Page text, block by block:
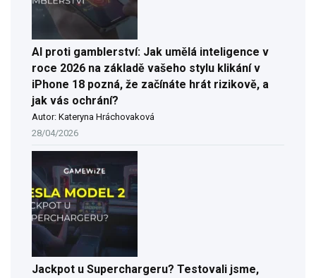
AI proti gamblerství: Jak umělá inteligence v
roce 2026 na základě vašeho stylu klikání v
iPhone 18 pozná, že začínáte hrát rizikově, a
jak vás ochrání?
Autor: Kateryna Hráchovaková
28/04/2026
Jackpot u Superchargeru? Testovali jsme,